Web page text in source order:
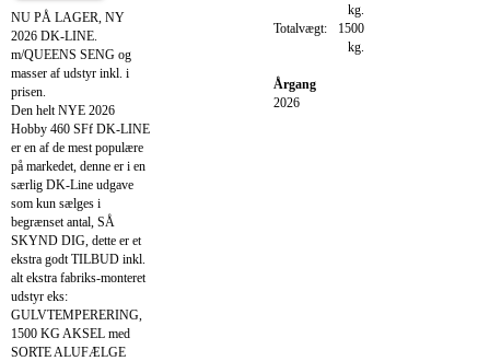
NU PÅ LAGER, NY
2026 DK-LINE.
m/QUEENS SENG og
masser af udstyr inkl. i
prisen.
Den helt NYE 2026
Hobby 460 SFf DK-LINE
er en af de mest populære
på markedet, denne er i en
særlig DK-Line udgave
som kun sælges i
begrænset antal, SÅ
SKYND DIG, dette er et
ekstra godt TILBUD inkl.
alt ekstra fabriks-monteret
udstyr eks:
GULVTEMPERERING,
1500 KG AKSEL med
SORTE ALUFÆLGE
kg.
Totalvægt:
1500
kg.
Årgang
2026